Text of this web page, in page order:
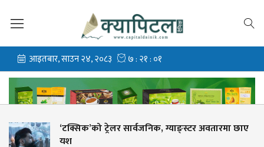
ग्याङ्स्टर अवतारमा छाए
एनपीएलको